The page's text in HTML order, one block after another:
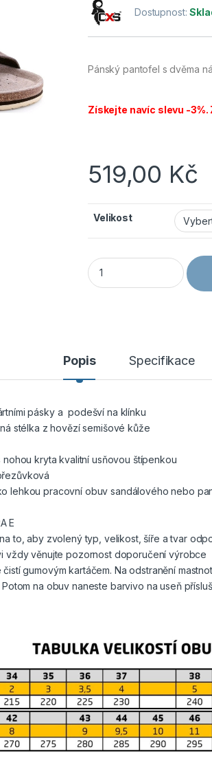
Dostupnost:
Pánský pantofel s dvěma
Získejte navíc slevu -3%.
519,00 Kč
Velikost
CANIS CXS CORK ZETA
Popis Specifikace
pásky a podešví na klínku
stélka z hovězí semišové kůže
kryta kvalitní usňovou štípenkou
lehkou pracovní obuv sandálového nebo
E
to, aby zvolený typ, velikost, šíře a tvar
vždy věnujte pozornost doporučení výrobce
gumovým kartáčem. Na odstranění
na obuv naneste barvivo na useň